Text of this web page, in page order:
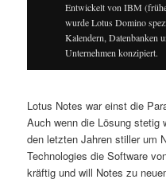
Entwickelt von IBM
wurde Lotus Domino
Kalendern, Datenbanken
Unternehmen konzipiert.
Lotus Notes war einst die
Auch wenn die Lösung stetig
den letzten Jahren stiller um
Technologies die Software
kräftig und will Notes zu